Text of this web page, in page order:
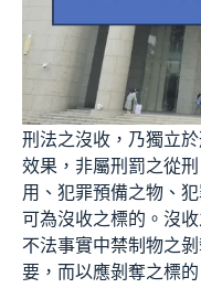
刑法之沒收，乃獨立
效果，非屬刑罰之從
用、犯罪預備之物、
可為沒收之標的。沒
不法事實中禁制物之
要，而以應剝奪之標